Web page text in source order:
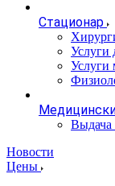
Стационар
Услуги
Услуги
Выдача
Новости
Цены